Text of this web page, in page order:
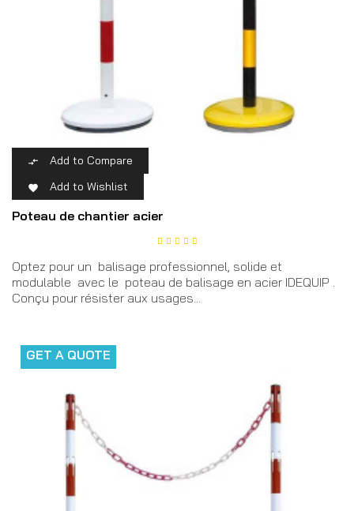
 Add to Compare
 Add to Wishlist
Poteau de chantier acier
Optez pour un balisage professionnel, solide et
modulable avec le poteau de balisage en acier IDEQUIP .
Conçu pour résister aux usages...
GET A QUOTE